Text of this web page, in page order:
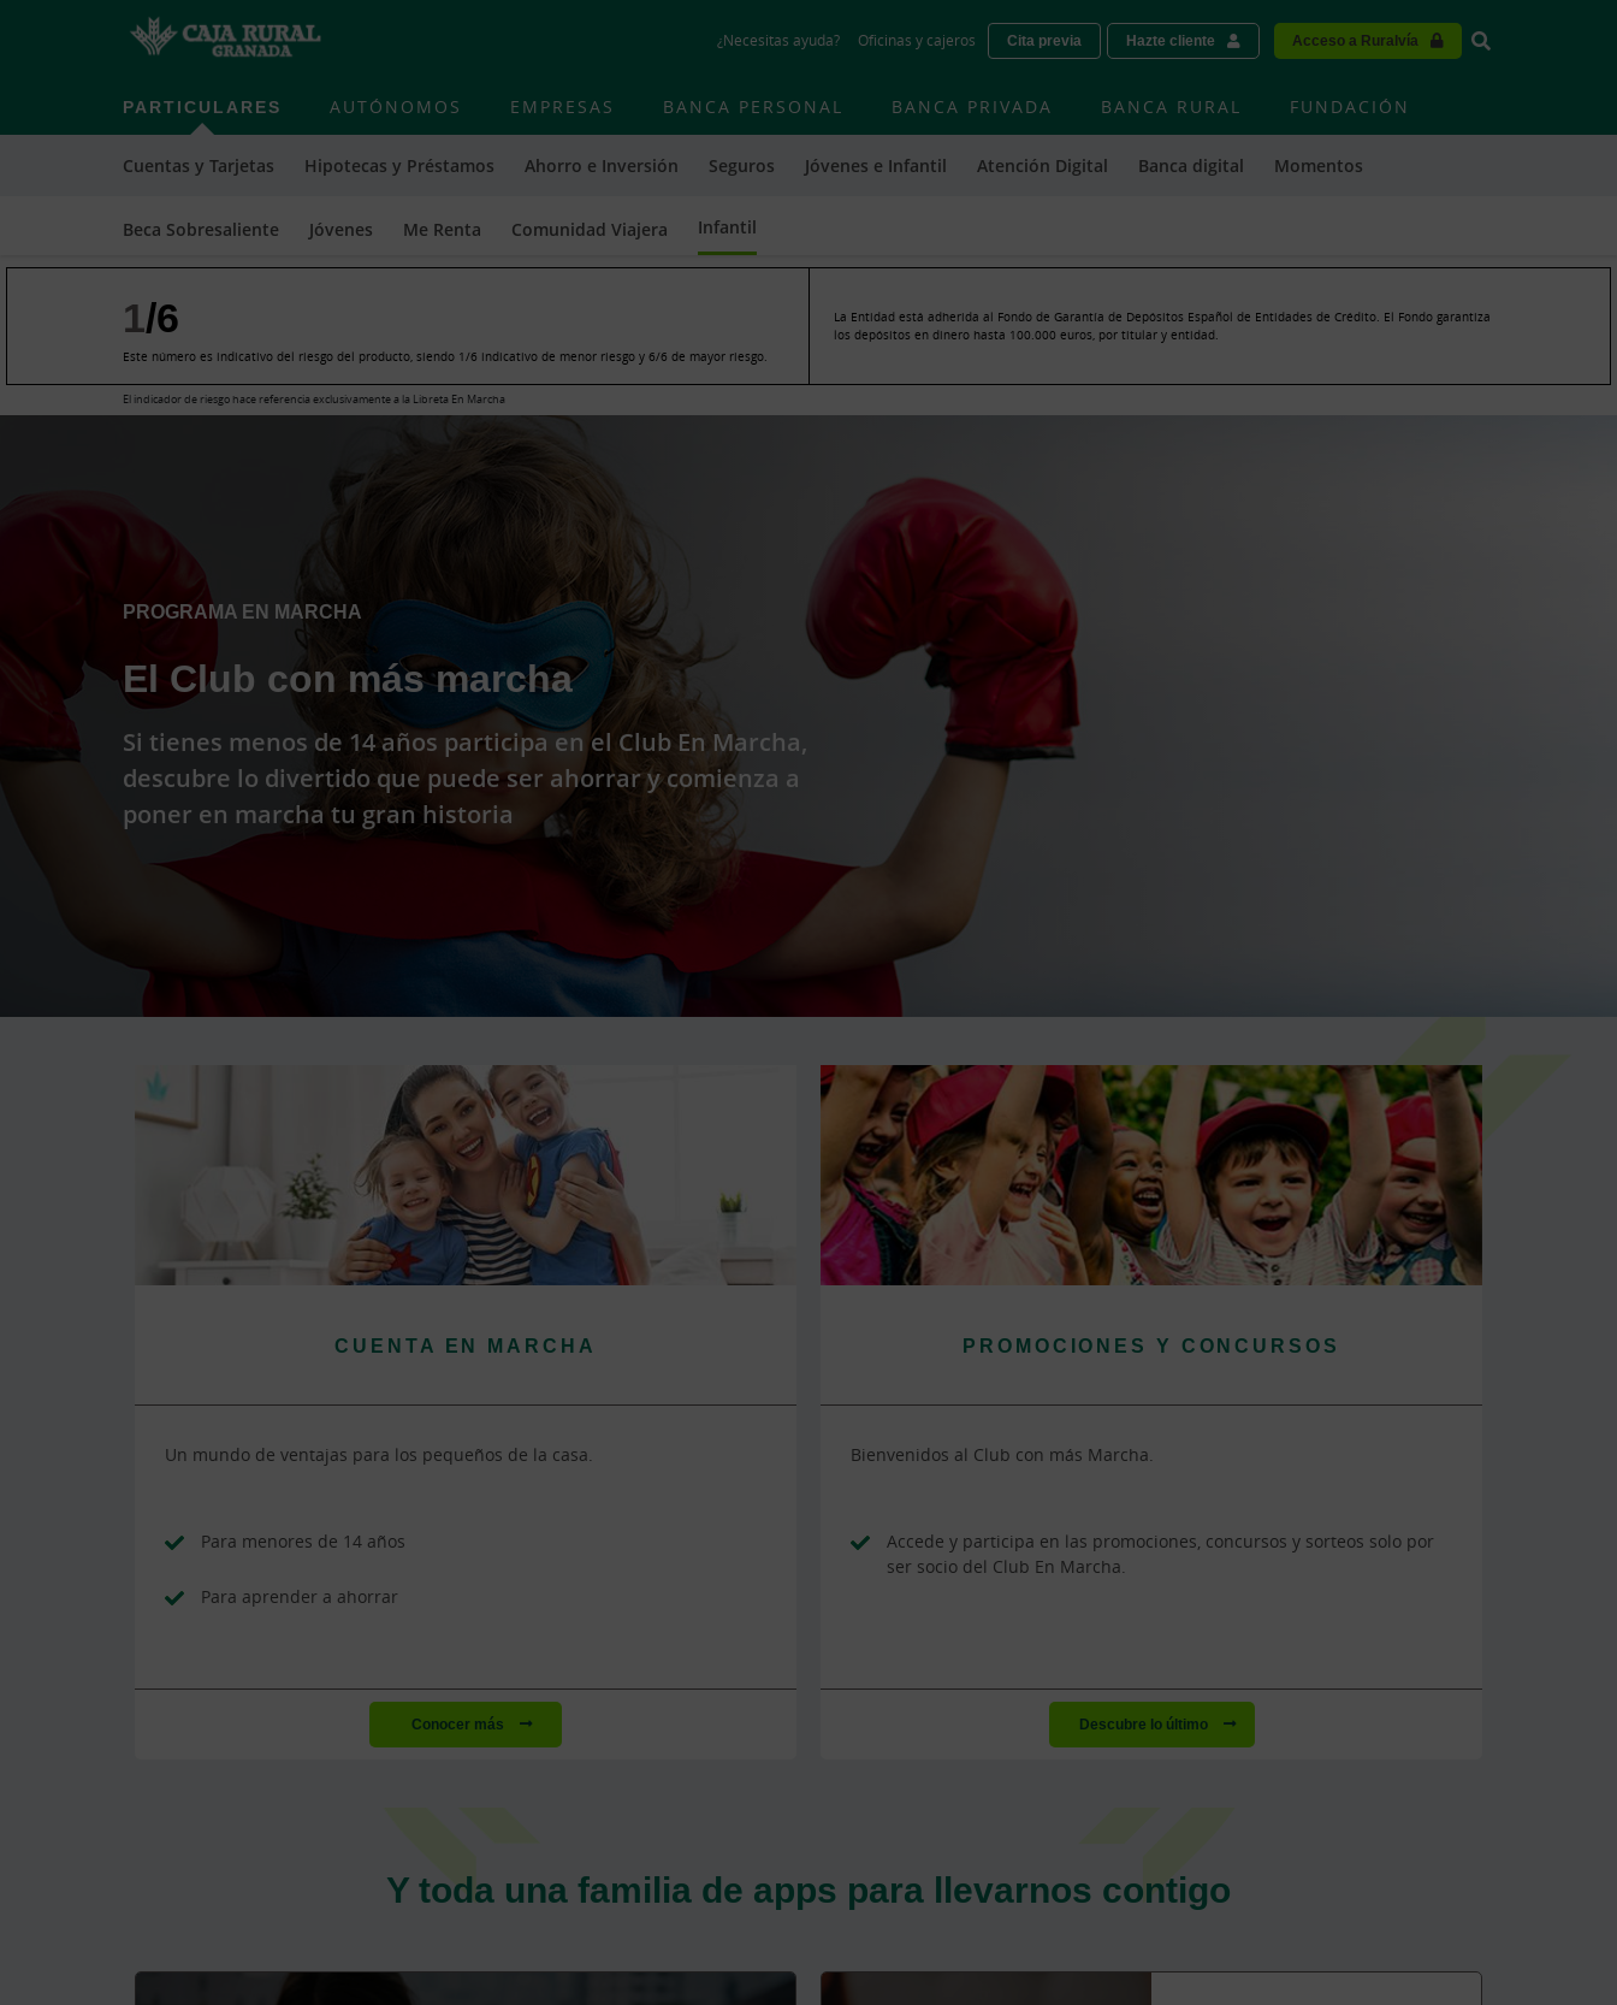
to
contentt
¿Necesitas ayuda? Oficinas y cajeros Cita previa Hazte cliente Acceso a Ruralvía Vinculo -
PARTICULARES
Cuentas y Tarjetas Hipotecas y Préstamos Ahorro e Inversión Seguros Jóvenes e Infantil
Beca Sobresaliente Jóvenes Me Renta Comunidad Viajera Infantil
Atención Digital Banca digital Momentos
AUTÓNOMOS EMPRESAS BANCA PERSONAL BANCA PRIVADA BANCA RURAL FUNDACIÓN
1/6
Este número es indicativo del riesgo del producto, siendo 1/6 indicativo de menor riesgo y 6/6 de mayor riesgo.
La Entidad está adherida al Fondo de Garantía de Depósitos Español de Entidades de Crédito. El Fondo garantiza
los depósitos en dinero hasta 100.000 euros, por titular y entidad.
El indicador de riesgo hace referencia exclusivamente a la Libreta En Marcha
PROGRAMA EN MARCHA
El Club con más marcha
Si tienes menos de 14 años participa en el Club En Marcha,
descubre lo divertido que puede ser ahorrar y comienza a
poner en marcha tu gran historia
CUENTA EN MARCHA
Un mundo de ventajas para los pequeños de la casa.
Para menores de 14 años
Para aprender a ahorrar
Conocer más
PROMOCIONES Y CONCURSOS
Bienvenidos al Club con más Marcha.
Accede y participa en las promociones, concursos y sorteos solo por
ser socio del Club En Marcha.
Descubre lo último
Y toda una familia de apps para llevarnos contigo